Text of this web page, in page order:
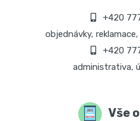
+420
objednávky,
+420
administrativa,
Vše